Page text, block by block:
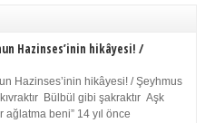
Hazinses’inin hikâyesi! /
Hazinses’inin hikâyesi! / Şeyhmus
Bülbül gibi şakraktır Aşk
ağlatma beni” 14 yıl önce